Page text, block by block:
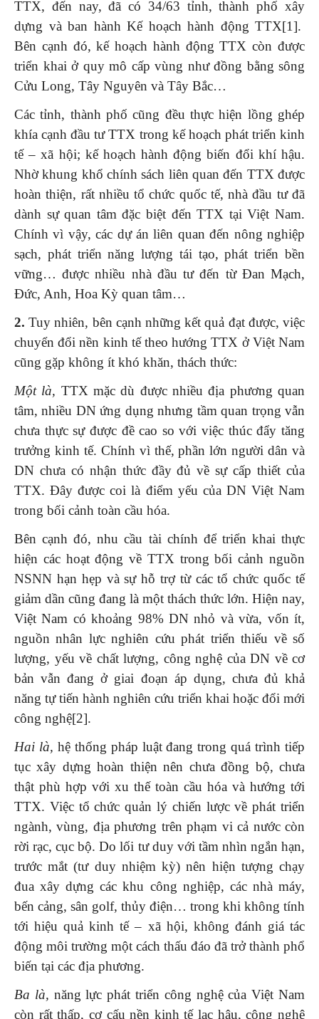
TTX, đến nay, đã có 34/63 tỉnh, thành phố xây
dựng và ban hành Kế hoạch hành động TTX[1].
Bên cạnh đó, kế hoạch hành động TTX còn được
triển khai ở quy mô cấp vùng như đồng bằng sông
Cửu Long, Tây Nguyên và Tây Bắc…
Các tỉnh, thành phố cũng đều thực hiện lồng ghép
khía cạnh đầu tư TTX trong kế hoạch phát triển kinh
tế – xã hội; kế hoạch hành động biến đổi khí hậu.
Nhờ khung khổ chính sách liên quan đến TTX được
hoàn thiện, rất nhiều tổ chức quốc tế, nhà đầu tư đã
dành sự quan tâm đặc biệt đến TTX tại Việt Nam.
Chính vì vậy, các dự án liên quan đến nông nghiệp
sạch, phát triển năng lượng tái tạo, phát triển bền
vững… được nhiều nhà đầu tư đến từ Đan Mạch,
Đức, Anh, Hoa Kỳ quan tâm…
2. Tuy nhiên, bên cạnh những kết quả đạt được, việc
chuyển đổi nền kinh tế theo hướng TTX ở Việt Nam
cũng gặp không ít khó khăn, thách thức:
Một là, TTX mặc dù được nhiều địa phương quan
tâm, nhiều DN ứng dụng nhưng tầm quan trọng vẫn
chưa thực sự được đề cao so với việc thúc đẩy tăng
trưởng kinh tế. Chính vì thế, phần lớn người dân và
DN chưa có nhận thức đầy đủ về sự cấp thiết của
TTX. Đây được coi là điểm yếu của DN Việt Nam
trong bối cảnh toàn cầu hóa.
Bên cạnh đó, nhu cầu tài chính để triển khai thực
hiện các hoạt động về TTX trong bối cảnh nguồn
NSNN hạn hẹp và sự hỗ trợ từ các tổ chức quốc tế
giảm dần cũng đang là một thách thức lớn. Hiện nay,
Việt Nam có khoảng 98% DN nhỏ và vừa, vốn ít,
nguồn nhân lực nghiên cứu phát triển thiếu về số
lượng, yếu về chất lượng, công nghệ của DN về cơ
bản vẫn đang ở giai đoạn áp dụng, chưa đủ khả
năng tự tiến hành nghiên cứu triển khai hoặc đổi mới
công nghệ[2].
Hai là, hệ thống pháp luật đang trong quá trình tiếp
tục xây dựng hoàn thiện nên chưa đồng bộ, chưa
thật phù hợp với xu thế toàn cầu hóa và hướng tới
TTX. Việc tổ chức quản lý chiến lược về phát triển
ngành, vùng, địa phương trên phạm vi cả nước còn
rời rạc, cục bộ. Do lối tư duy với tầm nhìn ngắn hạn,
trước mắt (tư duy nhiệm kỳ) nên hiện tượng chạy
đua xây dựng các khu công nghiệp, các nhà máy,
bến cảng, sân golf, thủy điện… trong khi không tính
tới hiệu quả kinh tế – xã hội, không đánh giá tác
động môi trường một cách thấu đáo đã trở thành phổ
biến tại các địa phương.
Ba là, năng lực phát triển công nghệ của Việt Nam
còn rất thấp, cơ cấu nền kinh tế lạc hậu, công nghệ